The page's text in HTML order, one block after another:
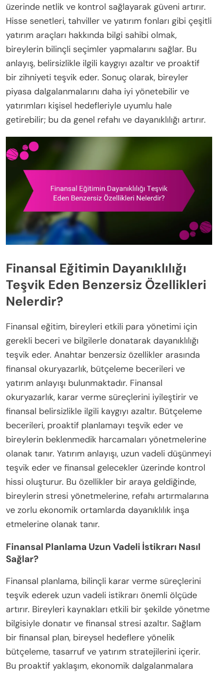
üzerinde netlik ve kontrol sağlayarak güveni artırır.
Hisse senetleri, tahviller ve yatırım fonları gibi çeşitli
yatırım araçları hakkında bilgi sahibi olmak,
bireylerin bilinçli seçimler yapmalarını sağlar. Bu
anlayış, belirsizlikle ilgili kaygıyı azaltır ve proaktif
bir zihniyeti teşvik eder. Sonuç olarak, bireyler
piyasa dalgalanmalarını daha iyi yönetebilir ve
yatırımları kişisel hedefleriyle uyumlu hale
getirebilir; bu da genel refahı ve dayanıklılığı artırır.
Finansal Eğitimin Dayanıklılığı
Teşvik Eden Benzersiz Özellikleri
Nelerdir?
Finansal eğitim, bireyleri etkili para yönetimi için
gerekli beceri ve bilgilerle donatarak dayanıklılığı
teşvik eder. Anahtar benzersiz özellikler arasında
finansal okuryazarlık, bütçeleme becerileri ve
yatırım anlayışı bulunmaktadır. Finansal
okuryazarlık, karar verme süreçlerini iyileştirir ve
finansal belirsizlikle ilgili kaygıyı azaltır. Bütçeleme
becerileri, proaktif planlamayı teşvik eder ve
bireylerin beklenmedik harcamaları yönetmelerine
olanak tanır. Yatırım anlayışı, uzun vadeli düşünmeyi
teşvik eder ve finansal gelecekler üzerinde kontrol
hissi oluşturur. Bu özellikler bir araya geldiğinde,
bireylerin stresi yönetmelerine, refahı artırmalarına
ve zorlu ekonomik ortamlarda dayanıklılık inşa
etmelerine olanak tanır.
Finansal Planlama Uzun Vadeli İstikrarı Nasıl
Sağlar?
Finansal planlama, bilinçli karar verme süreçlerini
teşvik ederek uzun vadeli istikrarı önemli ölçüde
artırır. Bireyleri kaynakları etkili bir şekilde yönetme
bilgisiyle donatır ve finansal stresi azaltır. Sağlam
bir finansal plan, bireysel hedeflere yönelik
bütçeleme, tasarruf ve yatırım stratejilerini içerir.
Bu proaktif yaklaşım, ekonomik dalgalanmalara